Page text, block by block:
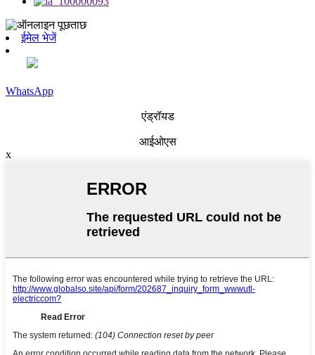
ईमेल भेजें
WhatsApp
एंड्रॉयड
आईओएस
x